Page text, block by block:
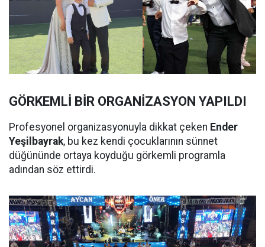
GÖRKEMLİ BİR ORGANİZASYON YAPILDI
Profesyonel organizasyonuyla dikkat çeken Ender
Yeşilbayrak, bu kez kendi çocuklarının sünnet
düğününde ortaya koyduğu görkemli programla
adından söz ettirdi.